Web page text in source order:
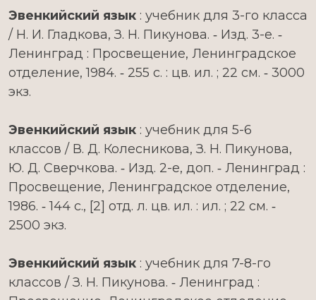
Эвенкийский язык : учебник для 3-го класса
/ Н. И. Гладкова, З. Н. Пикунова. ‑ Изд. 3-е. ‑
Ленинград : Просвещение, Ленинградское
отделение, 1984. ‑ 255 с. : цв. ил. ; 22 см. ‑ 3000
экз.
Эвенкийский язык : учебник для 5-6
классов / В. Д. Колесникова, З. Н. Пикунова,
Ю. Д. Сверчкова. ‑ Изд. 2-е, доп. ‑ Ленинград :
Просвещение, Ленинградское отделение,
1986. ‑ 144 с., [2] отд. л. цв. ил. : ил. ; 22 см. ‑
2500 экз.
Эвенкийский язык : учебник для 7-8-го
классов / З. Н. Пикунова. ‑ Ленинград :